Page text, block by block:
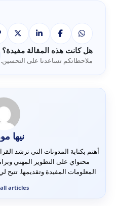
هل كانت هذه المقالة مفيدة؟
ملاحظاتكم تساعدنا على التحسين.
نيها
أهتم بكتابة المدونات التي ترشد
محتواي على التطوير المهني
المعلومات المفيدة وتقديمها. تتيح